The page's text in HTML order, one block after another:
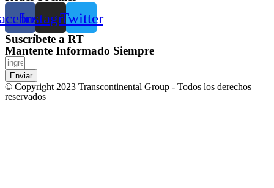
InstagramTwitter
Suscríbete a RT
Mantente Informado Siempre
Enviar
© Copyright 2023 Transcontinental Group - Todos los derechos
reservados